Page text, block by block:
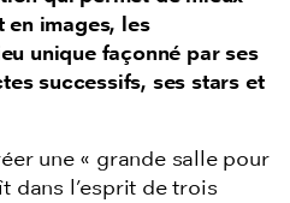
en images, les
unique façonné par ses
successifs, ses stars et
une « grande salle pour
dans l’esprit de trois